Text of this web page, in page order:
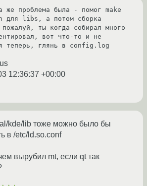
же проблема была - помог make
для libs, а потом сборка
ты когда собирал много
вот что-то и не
теперь, глянь в config.log
12:36:37 +00:00
kde/lib тоже можно было бы
в /etc/ld.so.conf
вырубил mt, если qt так